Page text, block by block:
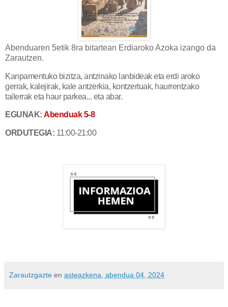
Abenduaren 5etik 8ra bitartean Erdiaroko Azoka izango da
Zarautzen.
Kanpamentuko bizitza, antzinako lanbideak eta erdi aroko
gerrak, kalejirak, kale antzerkia, kontzertuak, haurrentzako
tailerrak eta haur parkea... eta abar.
EGUNAK: Abenduak 5-8
ORDUTEGIA: 11:00-21:00
Zarautzgazte en asteazkena, abendua 04, 2024